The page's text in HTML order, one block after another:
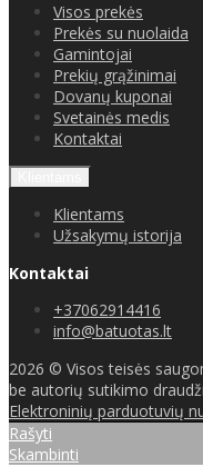
Visos prekės
Prekės su nuolaida
Gamintojai
Prekių grąžinimai
Dovanų kuponai
Svetainės medis
Kontaktai
Klientams
Užsakymų istorija
Kontaktai
+37062914416
info@batuotas.lt
2026 © Visos teisės
be autorių sutikimo
Elektroninių parduotuvių
Rašyti
Skambinti